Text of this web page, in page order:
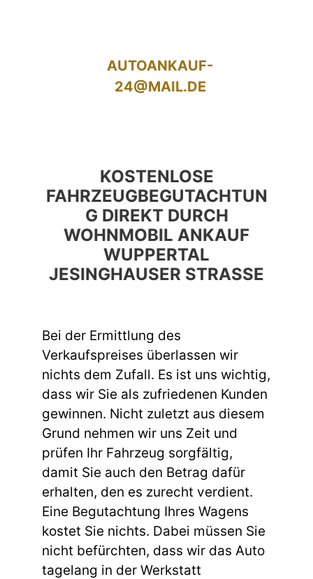
AUTOANKAUF-
24@MAIL.DE
KOSTENLOSE
FAHRZEUGBEGUTACHTUN
G DIREKT DURCH
WOHNMOBIL ANKAUF
WUPPERTAL
JESINGHAUSER STRASSE
Bei der Ermittlung des
Verkaufspreises überlassen wir
nichts dem Zufall. Es ist uns wichtig,
dass wir Sie als zufriedenen Kunden
gewinnen. Nicht zuletzt aus diesem
Grund nehmen wir uns Zeit und
prüfen Ihr Fahrzeug sorgfältig,
damit Sie auch den Betrag dafür
erhalten, den es zurecht verdient.
Eine Begutachtung Ihres Wagens
kostet Sie nichts. Dabei müssen Sie
nicht befürchten, dass wir das Auto
tagelang in der Werkstatt